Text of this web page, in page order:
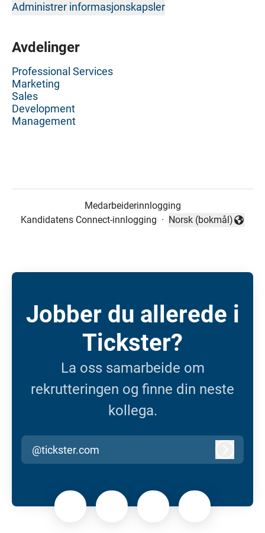
Administrer informasjonskapsler
Avdelinger
Professional Services
Marketing
Sales
Development
Management
Medarbeiderinnlogging
Kandidatens Connect-innlogging ·
Endre språk
Norsk (bokmål)
Jobber du allerede i
Tickster?
La oss samarbeide om
rekrutteringen og finne din neste
kollega.
@tickster.com